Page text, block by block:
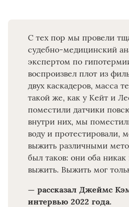
С тех пор мы провели
судебно-медицинский
экспертом по
воспроизвел плот из
двух каскадеров, масса
такой же, как у Кейт и
поместили датчики
внутри них, мы
воду и протестировали,
выжить различными
был таков: они оба
выжить. Выжить мог
— рассказал Джеймс
интервью 2022 года.